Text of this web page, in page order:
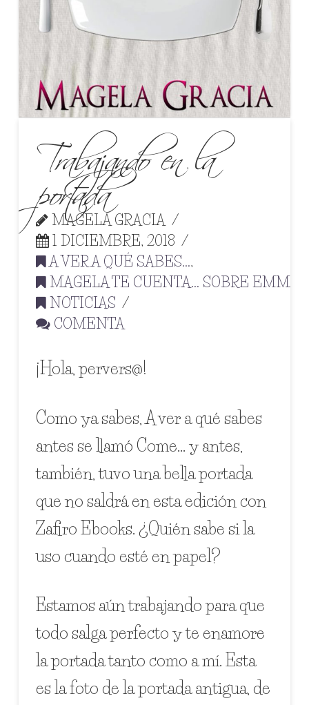
Trabajando en la
portada
MAGELA GRACIA
1 DICIEMBRE, 2018
A VER A QUÉ SABES...,
MAGELA TE CUENTA... SOBRE EMMA
NOTICIAS
COMENTA
¡Hola, pervers@!
Como ya sabes, A ver a qué sabes
antes se llamó Come… y antes,
también, tuvo una bella portada
que no saldrá en esta edición con
Zafiro Ebooks. ¿Quién sabe si la
uso cuando esté en papel?
Estamos aún trabajando para que
todo salga perfecto y te enamore
la portada tanto como a mí. Esta
es la foto de la portada antigua, de